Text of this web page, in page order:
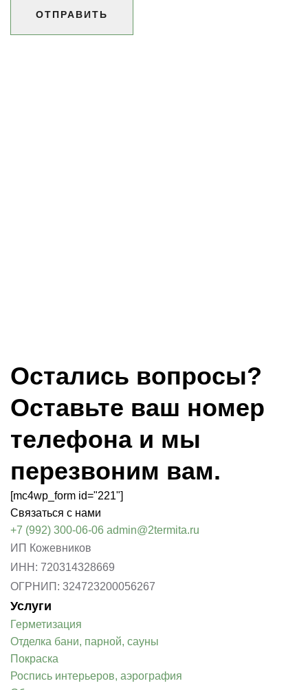
ОТПРАВИТЬ
СООБЩЕНИЕ
Остались вопросы?
Оставьте ваш номер
телефона и мы
перезвоним вам.
[mc4wp_form id="221"]
Связаться с нами
+7 (992) 300-06-06 admin@2termita.ru
ИП Кожевников
ИНН: 720314328669
ОГРНИП: 324723200056267
Услуги
Герметизация
Отделка бани, парной, сауны
Покраска
Роспись интерьеров, аэрография